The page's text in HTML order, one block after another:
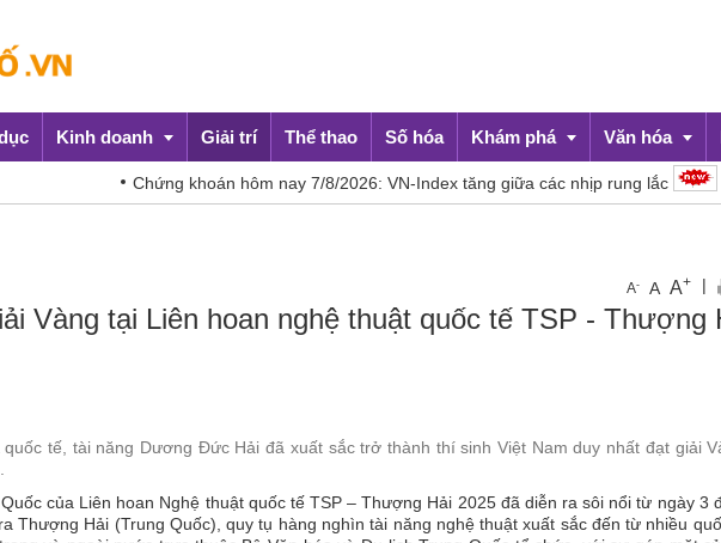
Kinh doanh Giải trí Thể thao Số hóa Khám phá Văn hóa
Chứng khoán hôm nay 7/8/2026: VN-Index tăng giữa các nhịp rung lắc Báo
A- A A+ |
Vàng tại Liên hoan nghệ thuật quốc tế TSP - Thượng
tế, tài năng Dương Đức Hải đã xuất sắc trở thành thí sinh Việt Nam duy nhất đạt giải
của Liên hoan Nghệ thuật quốc tế TSP – Thượng Hải 2025 đã diễn ra sôi nổi từ ngày 3
Thượng Hải (Trung Quốc), quy tụ hàng nghìn tài năng nghệ thuật xuất sắc đến từ nhiều